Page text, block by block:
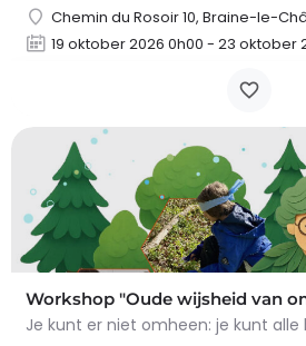
Chemin du Rosoir 10, Braine-le-
19 oktober 2026 0h00 - 23 oktober
Workshop "Oude wijsheid van